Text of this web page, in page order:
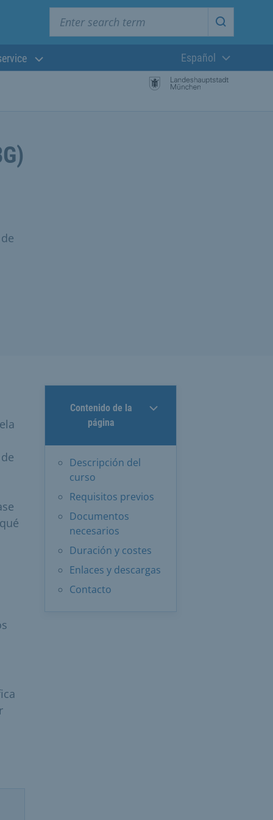
Start
Lengua actual:
Español
Contenido de la
página
Descripción del
curso
Requisitos previos
Documentos
necesarios
Duración y costes
Enlaces y descargas
Contacto